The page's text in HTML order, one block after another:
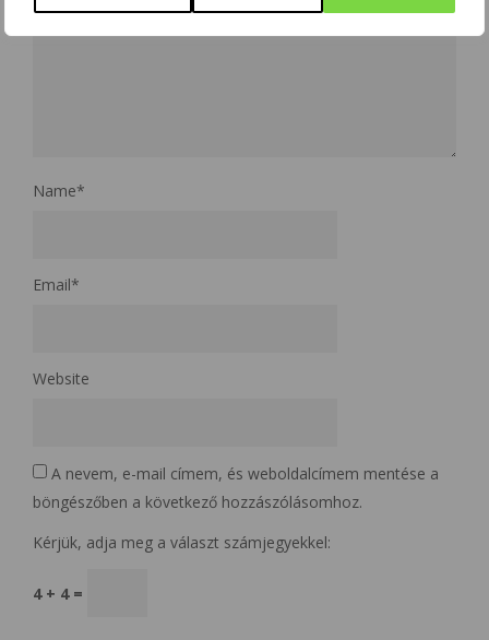
Name*
Email*
Website
A nevem, e-mail címem, és weboldalcímem mentése a
böngészőben a következő hozzászólásomhoz.
Kérjük, adja meg a választ számjegyekkel:
4 + 4 =